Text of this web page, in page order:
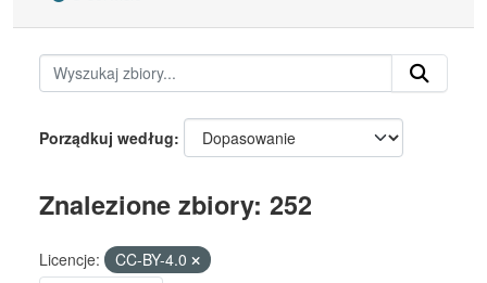
Porządkuj według
Znalezione zbiory: 252
Licencje:
CC-BY-4.0